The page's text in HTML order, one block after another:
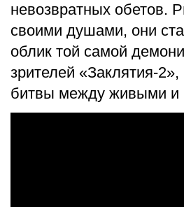
невозвратных обетов.
своими душами, они
облик той самой
зрителей «Заклятия-
битвы между живыми и